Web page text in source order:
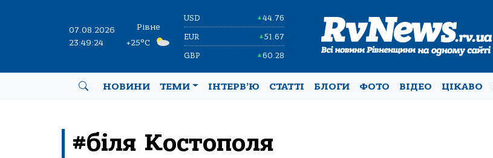
07.08.2026
23:49:24
Рівне
+25°C
USD ▲44.76
EUR ▲51.67
GBP ▲60.28
НОВИНИ ТЕМИ ІНТЕРВ’Ю СТАТТІ БЛОГИ ФОТО ВІДЕО ЦІКАВО
#біля Костополя